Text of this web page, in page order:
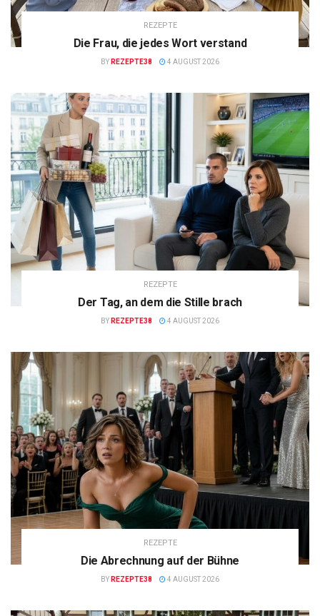
REZEPTE
Die Frau, die jedes Wort verstand
BY REZEPTE38 4 AUGUST 2026
REZEPTE
Der Tag, an dem die Stille brach
BY REZEPTE38 4 AUGUST 2026
REZEPTE
Die Abrechnung auf der Bühne
BY REZEPTE38 4 AUGUST 2026